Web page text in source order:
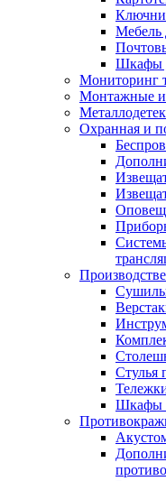
Мебель
Шкафы
Мониторинг
Монтажные и
Охранная и
Стулья
Шкафы